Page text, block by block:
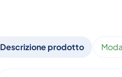
Descrizione prodotto